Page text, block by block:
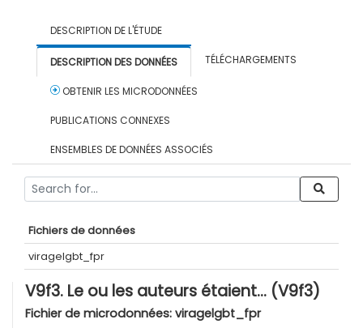
DESCRIPTION DE L'ÉTUDE
DESCRIPTION DES DONNÉES TÉLÉCHARGEMENTS
OBTENIR LES MICRODONNÉES
PUBLICATIONS CONNEXES
ENSEMBLES DE DONNÉES ASSOCIÉS
Fichiers de données
viragelgbt_fpr
V9f3. Le ou les auteurs étaient... (V9f3)
Fichier de microdonnées: viragelgbt_fpr